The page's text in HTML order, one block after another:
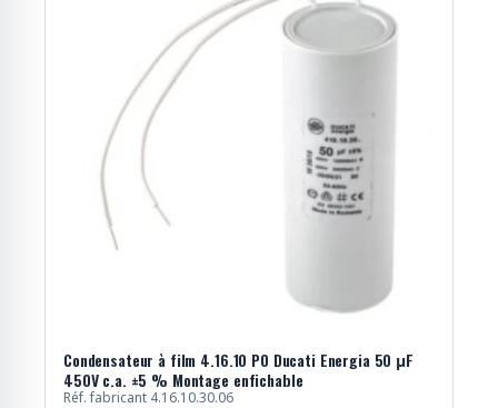
Condensateur à film 4.16.10 P0 Ducati Energia 50 μF
450V c.a. ±5 % Montage enfichable
Réf. fabricant 4.16.10.30.06